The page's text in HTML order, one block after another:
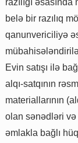
belə bir razılıq
qanunvericiliyə
Evin satışı ilə
alqı-satqının
materiallarının
olan sənədləri
əmlakla bağlı